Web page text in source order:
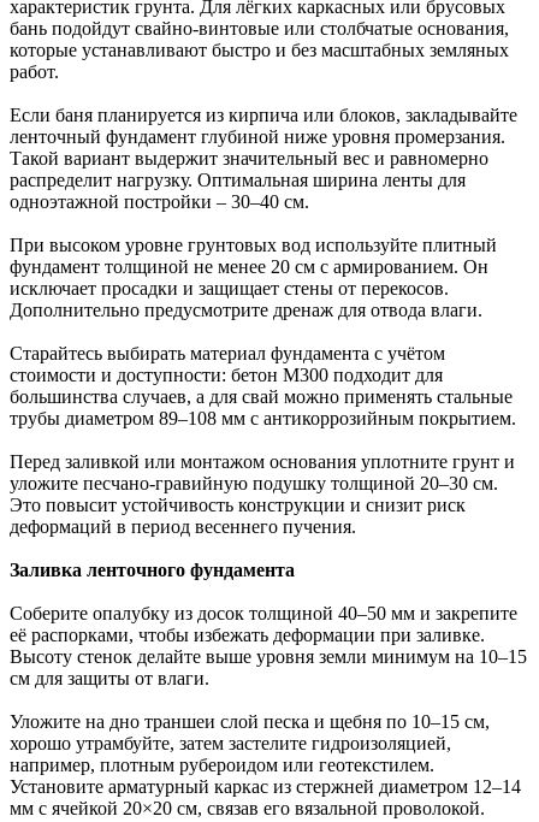
характеристик грунта. Для лёгких каркасных или брусовых
бань подойдут свайно-винтовые или столбчатые основания,
которые устанавливают быстро и без масштабных земляных
работ.
Если баня планируется из кирпича или блоков, закладывайте
ленточный фундамент глубиной ниже уровня промерзания.
Такой вариант выдержит значительный вес и равномерно
распределит нагрузку. Оптимальная ширина ленты для
одноэтажной постройки – 30–40 см.
При высоком уровне грунтовых вод используйте плитный
фундамент толщиной не менее 20 см с армированием. Он
исключает просадки и защищает стены от перекосов.
Дополнительно предусмотрите дренаж для отвода влаги.
Старайтесь выбирать материал фундамента с учётом
стоимости и доступности: бетон М300 подходит для
большинства случаев, а для свай можно применять стальные
трубы диаметром 89–108 мм с антикоррозийным покрытием.
Перед заливкой или монтажом основания уплотните грунт и
уложите песчано-гравийную подушку толщиной 20–30 см.
Это повысит устойчивость конструкции и снизит риск
деформаций в период весеннего пучения.
Заливка ленточного фундамента
Соберите опалубку из досок толщиной 40–50 мм и закрепите
её распорками, чтобы избежать деформации при заливке.
Высоту стенок делайте выше уровня земли минимум на 10–15
см для защиты от влаги.
Уложите на дно траншеи слой песка и щебня по 10–15 см,
хорошо утрамбуйте, затем застелите гидроизоляцией,
например, плотным рубероидом или геотекстилем.
Установите арматурный каркас из стержней диаметром 12–14
мм с ячейкой 20×20 см, связав его вязальной проволокой.